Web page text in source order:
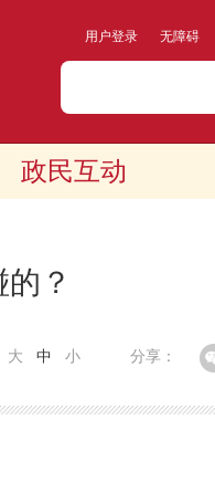
用户登录 无障碍
政民互动
？
分享：
大 中 小